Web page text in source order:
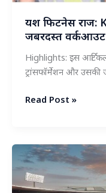
यश फिटनेस राज:
जबरदस्त
Highlights: इस
ट्रांसफॉर्मेशन और उसकी
यश
KGF
स्टार
की
‘टॉक्सिक’
Read Post »